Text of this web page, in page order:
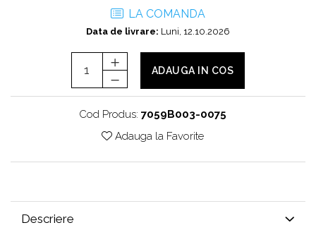
LA COMANDA
Data de livrare: Luni, 12.10.2026
ADAUGA IN COS
Cod Produs: 7059B003-0075
Adauga la Favorite
Descriere